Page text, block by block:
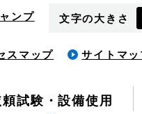
ンプ 文字の大きさ
スマップ サイトマッ
頼試験・設備使用